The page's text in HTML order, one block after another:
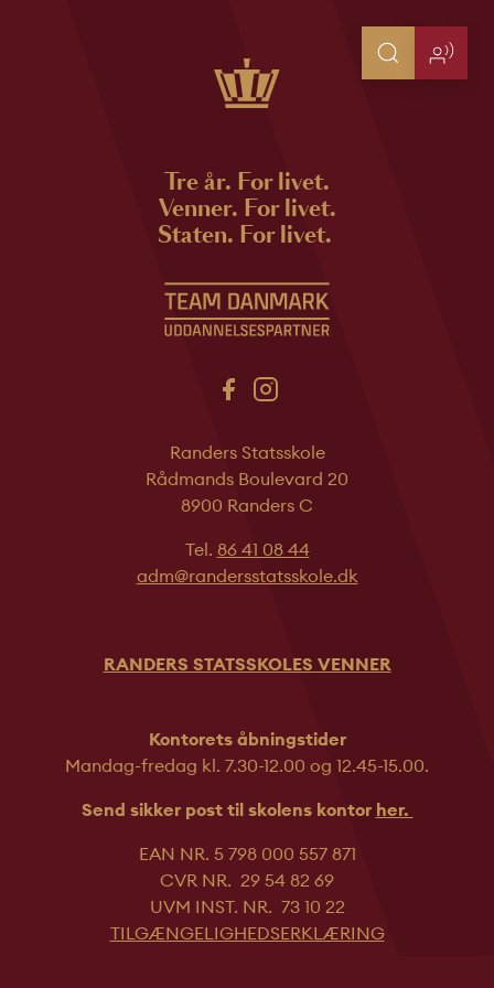
Tre år. For livet.
Venner. For livet.
Staten. For livet.
Randers Statsskole
Rådmands Boulevard 20
8900 Randers C
Tel. 86 41 08 44
adm@randersstatsskole.dk
RANDERS STATSSKOLES VENNER
Kontorets åbningstider
Mandag-fredag kl. 7.30-12.00 og 12.45-15.00.
Send sikker post til skolens kontor her.
EAN NR. 5 798 000 557 871
CVR NR. 29 54 82 69
UVM INST. NR. 73 10 22
TILGÆNGELIGHEDSERKLÆRING